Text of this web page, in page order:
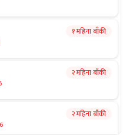
१ महिना बाँकी
२ महिना बाँकी
२ महिना बाँकी